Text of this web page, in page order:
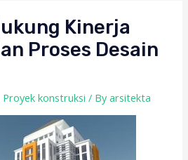
Kinerja
Proses Desain
Proyek konstruksi / Byarsitekta